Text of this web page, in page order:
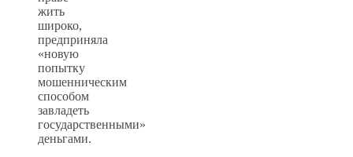
жить
широко,
предприняла
«новую
попытку
мошенническим
способом
завладеть
государственными»
деньгами.